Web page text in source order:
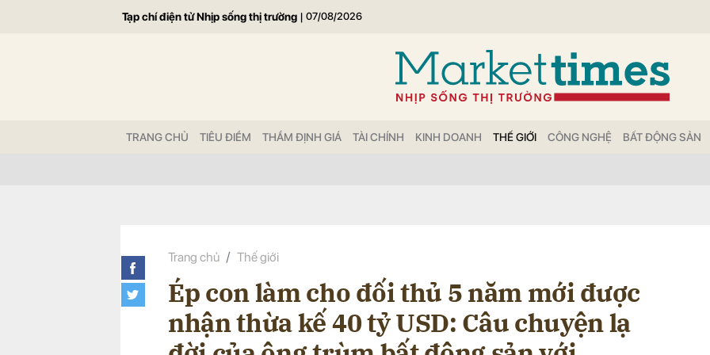
Tạp chí điện tử Nhịp sống thị trường | 07/08/2026
TRANG CHỦ TIÊU ĐIỂM THẨM ĐỊNH GIÁ TÀI CHÍNH KINH DOANH THẾ GIỚI CÔNG NGHỆ BẤT ĐỘNG SẢN
Trang chủ Thế giới
Ép con làm cho đối thủ 5 năm mới được
nhận thừa kế 40 tỷ USD: Câu chuyện lạ
Gửi bình luận